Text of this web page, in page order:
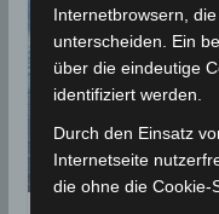
Internetbrowsern,
unterscheiden. Ein
über die eindeutige
identifiziert werden.
Durch den Einsatz
Internetseite
die ohne die Cookie-